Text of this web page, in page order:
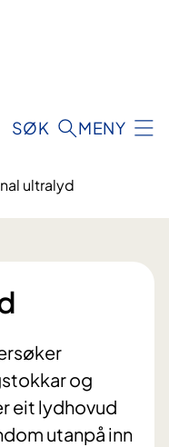
SØK MENY
ultralyd
og
eit lydhovud
utanpå inn